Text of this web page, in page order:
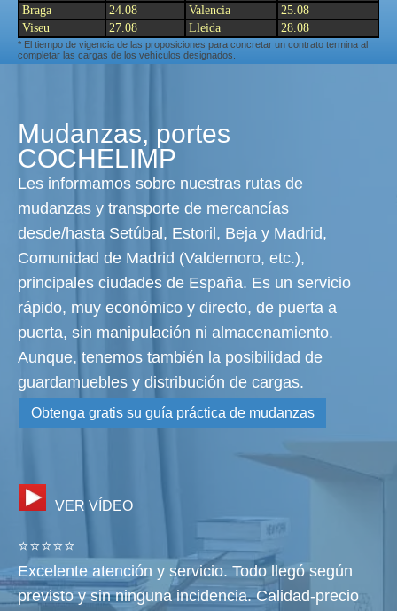
Braga
24.08 Valencia
25.08
Viseu
27.08 Lleida 28.08
* El tiempo de vigencia de las proposiciones para concretar un contrato termina al
completar las cargas de los vehículos designados.
Mudanzas, portes
COCHELIMP
Les informamos sobre nuestras rutas de
mudanzas y transporte de mercancías
desde/hasta Setúbal, Estoril, Beja y Madrid,
Comunidad de Madrid (Valdemoro, etc.),
principales ciudades de España. Es un servicio
rápido, muy económico y directo, de puerta a
puerta, sin manipulación ni almacenamiento.
Aunque, tenemos también la posibilidad de
guardamuebles y distribución de cargas.
Obtenga gratis su guía práctica de mudanzas
VER VÍDEO
⭐⭐⭐⭐⭐
Excelente atención y servicio. Todo llegó según
previsto y sin ninguna incidencia. Calidad-precio